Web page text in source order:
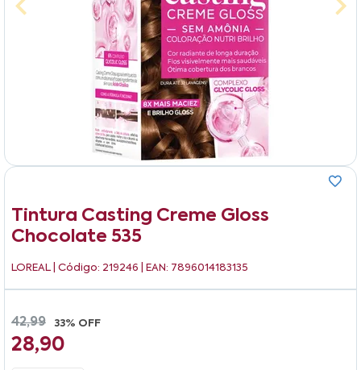
Tintura Casting Creme Gloss
Chocolate 535
LOREAL | Código: 219246 | EAN: 7896014183135
42,99 33% OFF
28,90